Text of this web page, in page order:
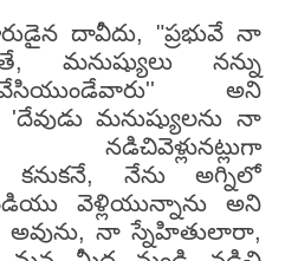
దావీదు, "ప్రభువే నా
మనుష్యులు నన్ను
అని
మనుష్యులను నా
కనుకనే, నేను అగ్నిలో
వెళ్లియున్నాను అని
నా స్నేహితులారా,